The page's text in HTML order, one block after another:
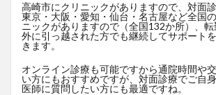
高崎市にクリニックがありますので、対面診
東京・大阪・愛知・仙台・名古屋など全国
ニックがありますので（全国132か所）、
外に引っ越された方でも継続してサポート
きます。
オンライン診療も可能ですから通院時間や
い方にもおすすめですが、対面診療でご自
医師に質問したい方にも最適ですね。